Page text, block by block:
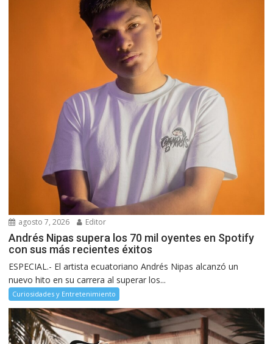
agosto 7, 2026 Editor
Andrés Nipas supera los 70 mil oyentes en Spotify
con sus más recientes éxitos
ESPECIAL.- El artista ecuatoriano Andrés Nipas alcanzó un
nuevo hito en su carrera al superar los...
Curiosidades y Entretenimiento